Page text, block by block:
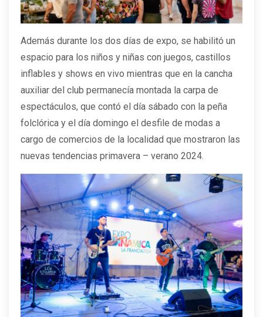
Además durante los dos días de expo, se habilitó un
espacio para los niños y niñas con juegos, castillos
inflables y shows en vivo mientras que en la cancha
auxiliar del club permanecía montada la carpa de
espectáculos, que contó el día sábado con la peña
folclórica y el día domingo el desfile de modas a
cargo de comercios de la localidad que mostraron las
nuevas tendencias primavera – verano 2024.